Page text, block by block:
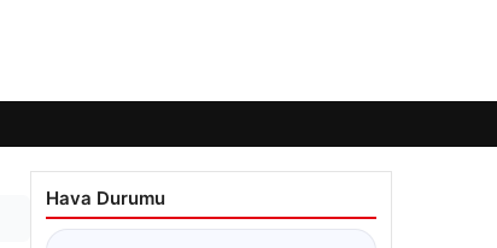
Hava Durumu